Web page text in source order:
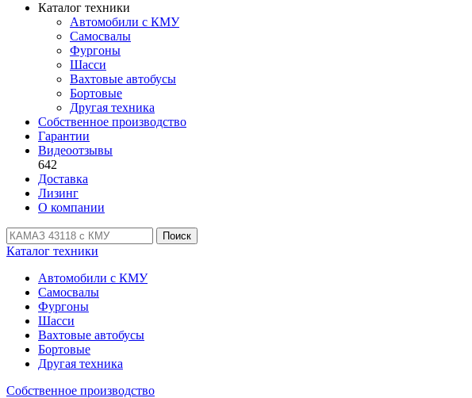
Каталог техники
Автомобили с КМУ
Самосвалы
Фургоны
Шасси
Вахтовые автобусы
Бортовые
Другая техника
Собственное производство
Гарантии
Видеоотзывы
642
Доставка
Лизинг
О компании
Поиск
Каталог техники
Автомобили с КМУ
Самосвалы
Фургоны
Шасси
Вахтовые автобусы
Бортовые
Другая техника
Собственное производство